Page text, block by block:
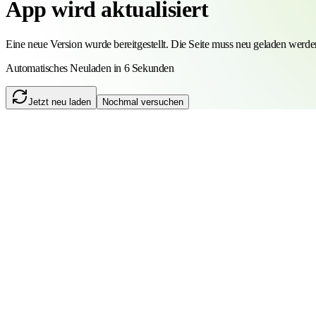
App wird aktualisiert
Eine neue Version wurde bereitgestellt. Die Seite muss neu geladen
Automatisches Neuladen in 6 Sekunden
Jetzt neu laden Nochmal versuchen